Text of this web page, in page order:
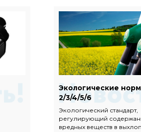
Экологические
2/3/4/5/6
Экологический стандарт,
регулирующий
вредных веществ в